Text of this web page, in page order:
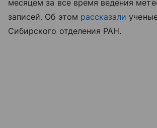
месяцем за все время ведения
записей. Об этом рассказали
Сибирского отделения РАН.